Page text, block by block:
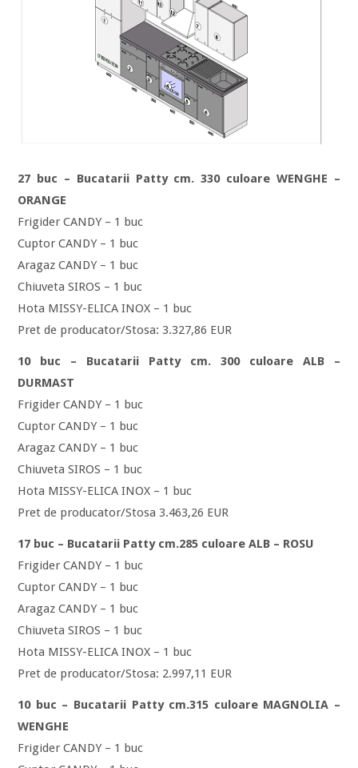
27 buc – Bucatarii Patty cm. 330 culoare WENGHE –
ORANGE
Frigider CANDY – 1 buc
Cuptor CANDY – 1 buc
Aragaz CANDY – 1 buc
Chiuveta SIROS – 1 buc
Hota MISSY-ELICA INOX – 1 buc
Pret de producator/Stosa: 3.327,86 EUR
10 buc – Bucatarii Patty cm. 300 culoare ALB –
DURMAST
Frigider CANDY – 1 buc
Cuptor CANDY – 1 buc
Aragaz CANDY – 1 buc
Chiuveta SIROS – 1 buc
Hota MISSY-ELICA INOX – 1 buc
Pret de producator/Stosa 3.463,26 EUR
17 buc – Bucatarii Patty cm.285 culoare ALB – ROSU
Frigider CANDY – 1 buc
Cuptor CANDY – 1 buc
Aragaz CANDY – 1 buc
Chiuveta SIROS – 1 buc
Hota MISSY-ELICA INOX – 1 buc
Pret de producator/Stosa: 2.997,11 EUR
10 buc – Bucatarii Patty cm.315 culoare MAGNOLIA –
WENGHE
Frigider CANDY – 1 buc